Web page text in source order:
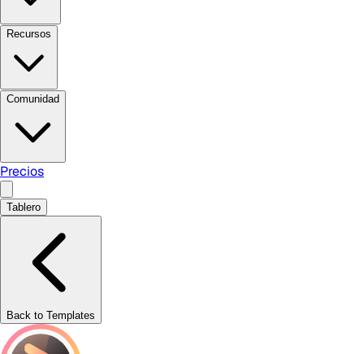
Recursos
Comunidad
Precios
Tablero
Back to Templates